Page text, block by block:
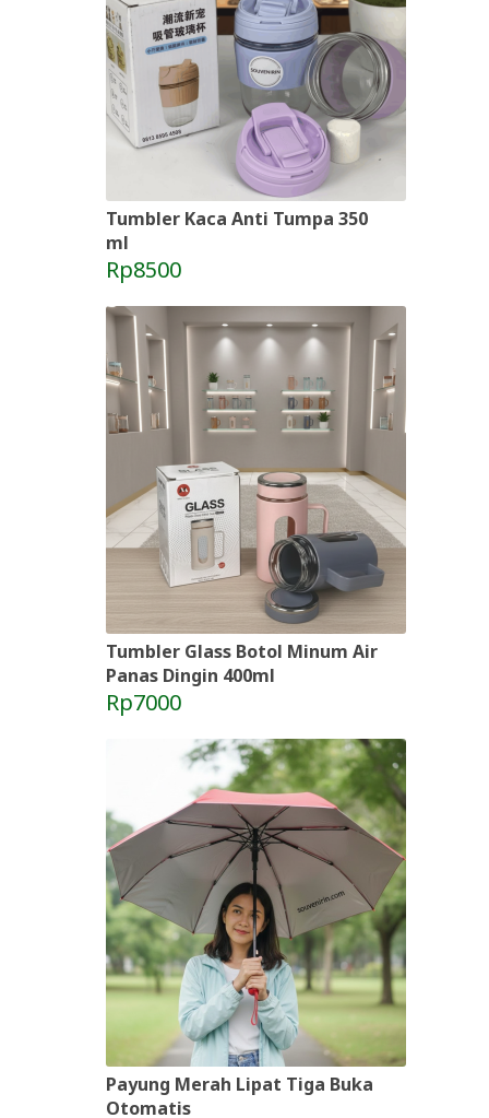
Tumbler Kaca Anti Tumpa 350
ml
Rp8500
Tumbler Glass Botol Minum Air
Panas Dingin 400ml
Rp7000
Payung Merah Lipat Tiga Buka
Otomatis